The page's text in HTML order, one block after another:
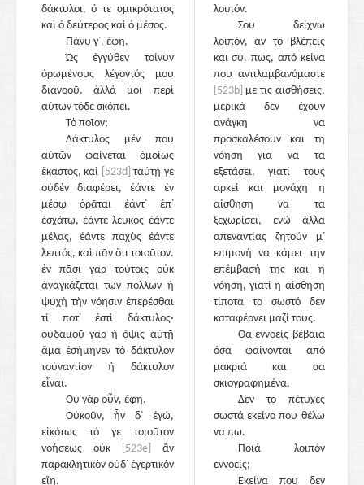
δάκτυλοι, ὅ τε σμικρότατος
καὶ ὁ δεύτερος καὶ ὁ μέσος.
Πάνυ γ᾽, ἔφη.
Ὡς ἐγγύθεν τοίνυν
ὁρωμένους λέγοντός μου
διανοοῦ. ἀλλά μοι περὶ
αὐτῶν τόδε σκόπει.
Τὸ ποῖον;
Δάκτυλος μέν που
αὐτῶν φαίνεται ὁμοίως
ἕκαστος, καὶ [523d] ταύτῃ γε
οὐδὲν διαφέρει, ἐάντε ἐν
μέσῳ ὁρᾶται ἐάντ᾽ ἐπ᾽
ἐσχάτῳ, ἐάντε λευκὸς ἐάντε
μέλας, ἐάντε παχὺς ἐάντε
λεπτός, καὶ πᾶν ὅτι τοιοῦτον.
ἐν πᾶσι γὰρ τούτοις οὐκ
ἀναγκάζεται τῶν πολλῶν ἡ
ψυχὴ τὴν νόησιν ἐπερέσθαι
τί ποτ᾽ ἐστὶ δάκτυλος·
οὐδαμοῦ γὰρ ἡ ὄψις αὐτῇ
ἅμα ἐσήμηνεν τὸ δάκτυλον
τοὐναντίον ἢ δάκτυλον
εἶναι.
Οὐ γὰρ οὖν, ἔφη.
Οὐκοῦν, ἦν δ᾽ ἐγώ,
εἰκότως τό γε τοιοῦτον
νοήσεως οὐκ
[523e]
ἂν
παρακλητικὸν οὐδ᾽ ἐγερτικὸν
εἴη.
λοιπόν.
Σου δείχνω
λοιπόν, αν το βλέπεις
και συ, πως, από κείνα
που αντιλαμβανόμαστε
[523b] με τις αισθήσεις,
μερικά δεν έχουν
ανάγκη να
προσκαλέσουν και τη
νόηση για να τα
εξετάσει, γιατί τους
αρκεί και μονάχη η
αίσθηση να τα
ξεχωρίσει, ενώ άλλα
απεναντίας ζητούν μ᾽
επιμονή να κάμει την
επέμβασή της και η
νόηση, γιατί η αίσθηση
τίποτα το σωστό δεν
καταφέρνει μαζί τους.
Θα εννοείς βέβαια
όσα φαίνονται από
μακριά και σα
σκιογραφημένα.
Δεν το πέτυχες
σωστά εκείνο που θέλω
να πω.
Ποιά λοιπόν
εννοείς;
Εκείνα που δεν